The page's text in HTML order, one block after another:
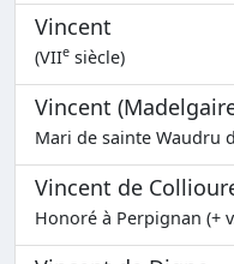
Vincent
(VIIe siècle)
Vincent
Mari de sainte Waudru
Vincent de
Honoré à Perpignan (+